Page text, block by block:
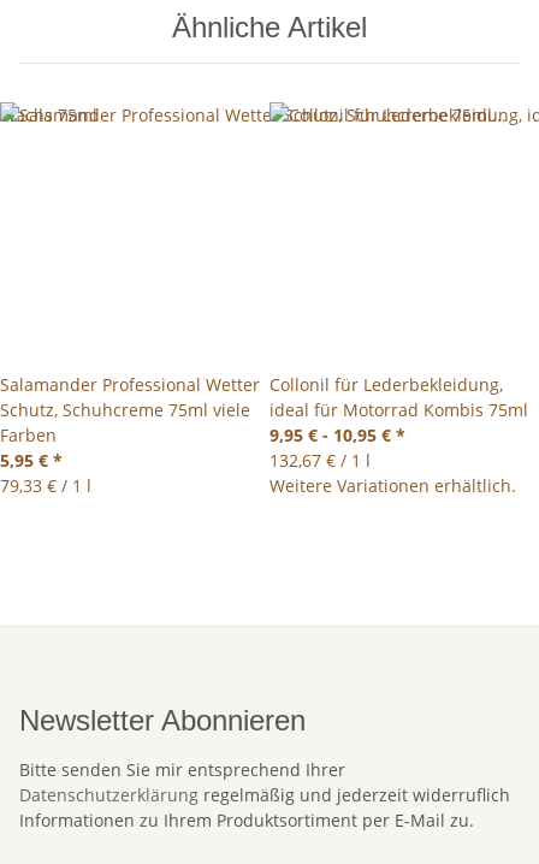
Ähnliche Artikel
Salamander Professional Wetter
Schutz, Schuhcreme 75ml viele
Farben
5,95 € *
79,33 € / 1 l
Collonil für Lederbekleidung,
ideal für Motorrad Kombis 75ml
9,95 € - 10,95 € *
132,67 € / 1 l
Weitere Variationen erhältlich.
Newsletter Abonnieren
Bitte senden Sie mir entsprechend Ihrer
Datenschutzerklärung regelmäßig und jederzeit widerruflich
Informationen zu Ihrem Produktsortiment per E-Mail zu.